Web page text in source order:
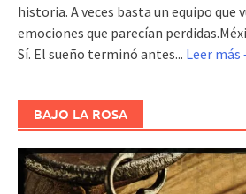
historia. A veces basta un equipo que
emociones que parecían
Sí. El sueño terminó antes... Leer más
BAJO LA ROSA